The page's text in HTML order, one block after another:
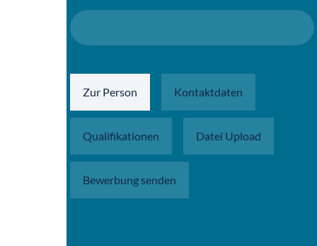
Zur Person Kontaktdaten
Qualifikationen Datei Upload
Bewerbung senden